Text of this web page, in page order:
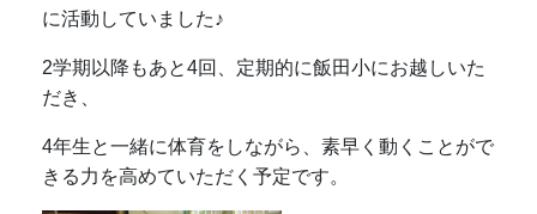
に活動していました♪
2学期以降もあと4回、定期的に飯田小にお越しいた
だき、
4年生と一緒に体育をしながら、素早く動くことがで
きる力を高めていただく予定です。